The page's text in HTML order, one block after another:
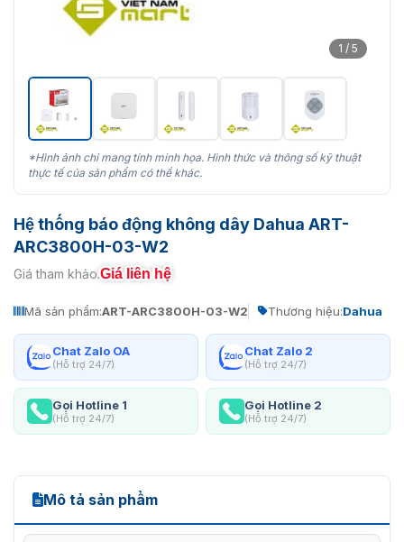
1 / 5
*Hình ảnh chỉ mang tính minh họa. Hình thức và thông số kỹ thuật
thực tế của sản phẩm có thể khác.
Hệ thống báo động không dây Dahua ART-
ARC3800H-03-W2
Giá tham khảo:Giá liên hệ
Mã sản phẩm:ART-ARC3800H-03-W2 Thương hiệu:Dahua
Chat Zalo OA
(Hỗ trợ 24/7)
Chat Zalo 2
(Hỗ trợ 24/7)
Gọi Hotline 1
(Hỗ trợ 24/7)
Gọi Hotline 2
(Hỗ trợ 24/7)
Mô tả sản phẩm